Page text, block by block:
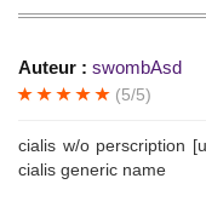
Auteur : swombAsd
(5/5)
cialis w/o perscription
cialis generic name